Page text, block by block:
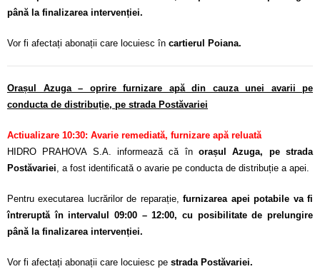
până la finalizarea intervenției.
Vor fi afectați abonații care locuiesc în cartierul Poiana.
Orașul Azuga – oprire furnizare apă din cauza unei avarii pe
conducta de distribuție, pe strada Postăvariei
Actiualizare 10:30: Avarie remediată, furnizare apă reluată
HIDRO PRAHOVA S.A. informează că în orașul Azuga, pe strada
Postăvariei, a fost identificată o avarie pe conducta de distribuție a apei.
Pentru executarea lucrărilor de reparație,furnizarea apei potabile va fi
întreruptă în intervalul 09:00 – 12:00, cu posibilitate de prelungire
până la finalizarea intervenției.
Vor fi afectați abonații care locuiesc pe strada Postăvariei.